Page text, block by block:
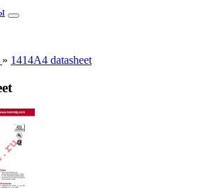
» 1414A4 datasheet